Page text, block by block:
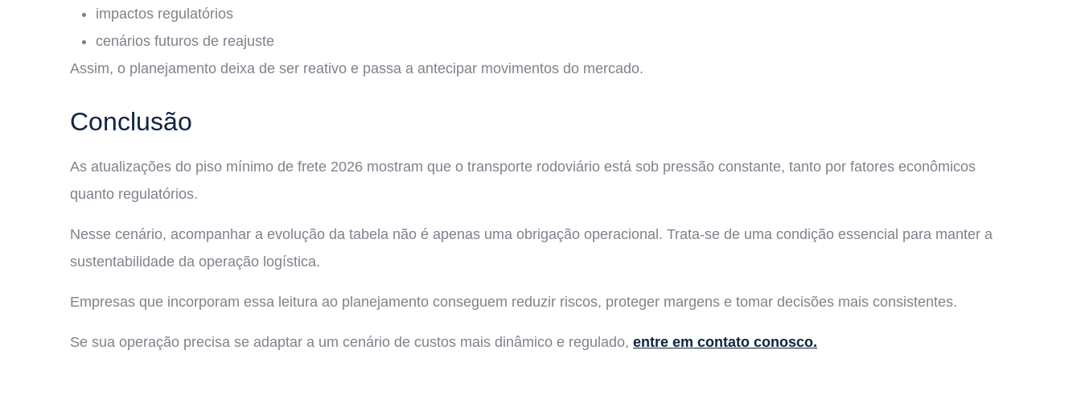
impactos regulatórios
cenários futuros de reajuste
Assim, o planejamento deixa de ser reativo e passa a antecipar movimentos do mercado.
Conclusão
As atualizações do piso mínimo de frete 2026 mostram que o transporte rodoviário está sob pressão constante, tanto por fatores econômicos
quanto regulatórios.
Nesse cenário, acompanhar a evolução da tabela não é apenas uma obrigação operacional. Trata-se de uma condição essencial para manter a
sustentabilidade da operação logística.
Empresas que incorporam essa leitura ao planejamento conseguem reduzir riscos, proteger margens e tomar decisões mais consistentes.
Se sua operação precisa se adaptar a um cenário de custos mais dinâmico e regulado, entre em contato conosco.